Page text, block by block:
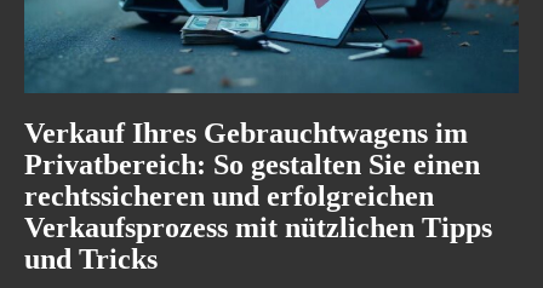
Verkauf Ihres Gebrauchtwagens im
Privatbereich: So gestalten Sie einen
rechtssicheren und erfolgreichen
Verkaufsprozess mit nützlichen Tipps
und Tricks